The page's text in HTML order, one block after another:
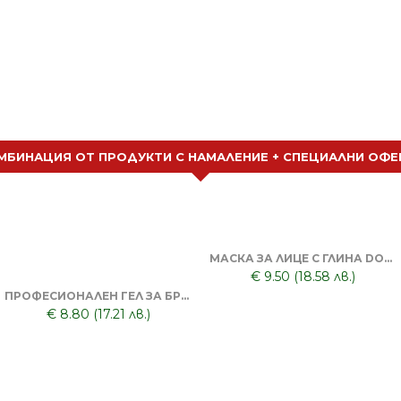
ОТ ПРОДУКТИ С НАМАЛЕНИЕ + СПЕЦИАЛНИ
ПРОФЕСИОНАЛЕН ГЕЛ ЗА БРЪСНЕНЕ 1000 ML + БРЪСНАЧ ЗА ЕДНОКРАТНИ НОЖЧЕТА + БРЪСНАРСКИ НОЖЧЕТА ASTRA - 5БР
€ 8.80 (17.21 лв.)
МАСКА ЗА ЛИЦЕ С ГЛИНА DORSH + ПОЧИСТВАЩА ЧЕРНА МАСКА ЗА ЛИЦЕ DORSH
€ 9.50 (18.58 лв.)